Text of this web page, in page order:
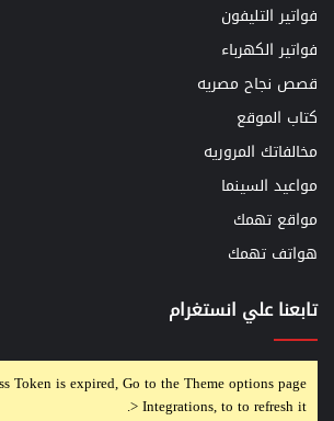
فواتير التليفون
فواتير الكهرباء
قصص نجاح مصريه
كتاب الموقع
مخالفاتك المروريه
مواعيد السينما
مواقع تهمك
هواتف تهمك
تابعنا علي انستغرام
Token is expired, Go to the Theme options page
> Integrations, to to refresh it.